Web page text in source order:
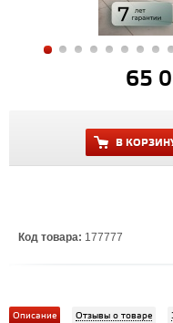
65
В
Код товара: 177777
Описание Отзывы о товаре